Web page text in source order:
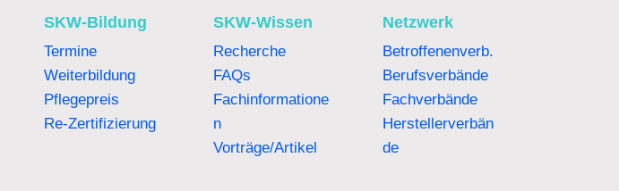
SKW-Bildung
Termine
Weiterbildung
Pflegepreis
Re-Zertifizierung
SKW-Wissen
Recherche
FAQs
Fachinformatione
n
Vorträge/Artikel
Netzwerk
Betroffenenverb.
Berufsverbände
Fachverbände
Herstellerverbän
de